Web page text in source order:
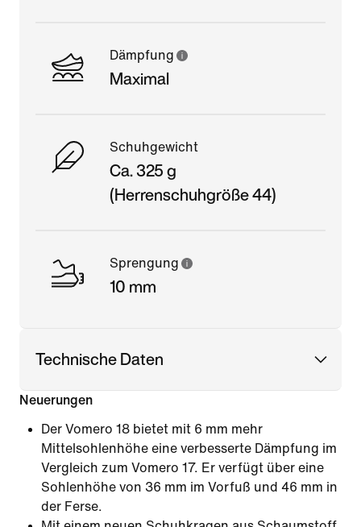
Dämpfung
Maximal
Schuhgewicht
Ca. 325 g
(Herrenschuhgröße 44)
Sprengung
10 mm
Technische Daten
Neuerungen
Der Vomero 18 bietet mit 6 mm mehr
Mittelsohlenhöhe eine verbesserte Dämpfung im
Vergleich zum Vomero 17. Er verfügt über eine
Sohlenhöhe von 36 mm im Vorfuß und 46 mm in
der Ferse.